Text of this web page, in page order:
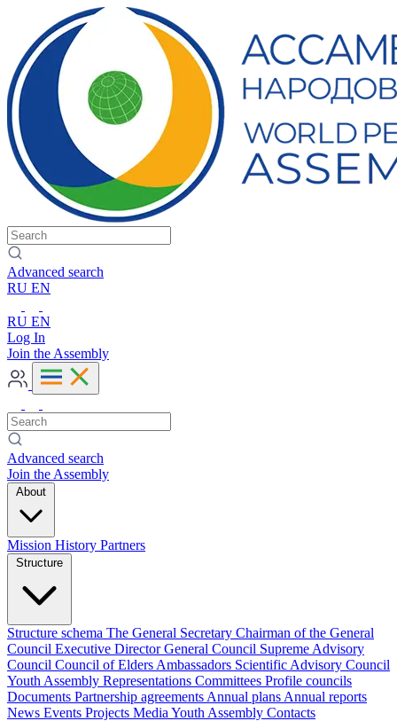
Advanced search
RU EN
RU EN
Log In
Join the Assembly
Advanced search
Join the Assembly
About
Mission History Partners
Structure
Structure schema The General Secretary Chairman of the General
Council Executive DirectorGeneral Council Supreme Advisory
Council Council of Elders Ambassadors Scientific Advisory Council
Youth Assembly Representations Committees Profile councils
Documents Partnership agreements Annual plans Annual reports
News Events Projects Media Youth Assembly Contacts